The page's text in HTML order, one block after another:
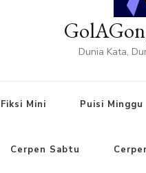
Dunia Kata,
Fiksi Mini Puisi Minggu
Cerpen Sabtu